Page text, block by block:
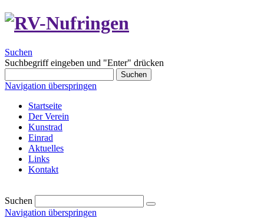
Suchen
Suchbegriff eingeben und "Enter" drücken
Suchen
Navigation überspringen
Startseite
Der Verein
Kunstrad
Einrad
Aktuelles
Links
Kontakt
Suchen
Navigation überspringen